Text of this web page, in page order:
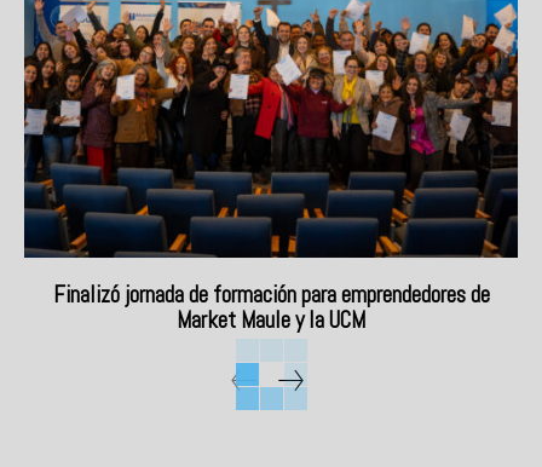
Finalizó jornada de formación para emprendedores de
Market Maule y la UCM